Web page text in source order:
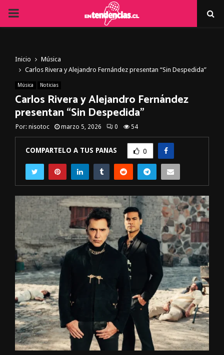
PRIMARY
Inicio
Música
Carlos Rivera y Alejandro Fernández presentan “Sin Despedida”
Música Noticias
Carlos Rivera y Alejandro Fernández
presentan “Sin Despedida”
Por: nisotoc marzo 5, 2026 0 54
COMPARTELO A TUS PANAS 0